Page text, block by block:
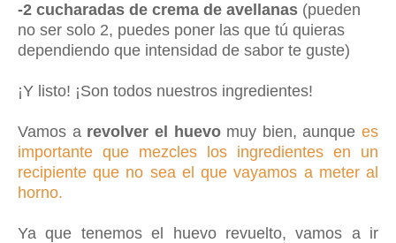
-2 cucharadas de crema de avellanas (pueden
no ser solo 2, puedes poner las que tú quieras
dependiendo que intensidad de sabor te guste)
¡Y listo! ¡Son todos nuestros ingredientes!
Vamos a revolver el huevo muy bien, aunque es
importante que mezcles los ingredientes en un
recipiente que no sea el que vayamos a meter al
horno.
Ya que tenemos el huevo revuelto, vamos a ir